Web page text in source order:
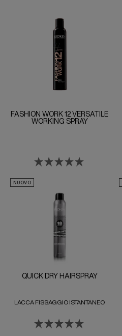
FASHION WORK 12 VERSATILE
WORKING SPRAY
NUOVO
QUICK DRY HAIRSPRAY
LACCA FISSAGGIO ISTANTANEO